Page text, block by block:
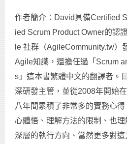
作者簡介：David具備Certified
ied Scrum Product Owner的認
le 社群（AgileCommunity.tw）
Agile知識，還擔任過「Scrum
s」這本書繁體中文的翻譯者。
深研發主管，並從2008年開始
八年間累積了非常多的實務心
心體悟、理解方法的限制、也
深層的執行方向、當然更多對